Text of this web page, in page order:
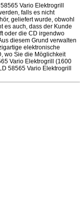
Vario Elektrogrill
falls es nicht
geliefert wurde, obwohl
es auch, dass der Kunde
oder die CD irgendwo
diesem Grund verwalten
elektronische
wo Sie die Möglichkeit
Vario Elektrogrill (1600
58565 Vario Elektrogrill